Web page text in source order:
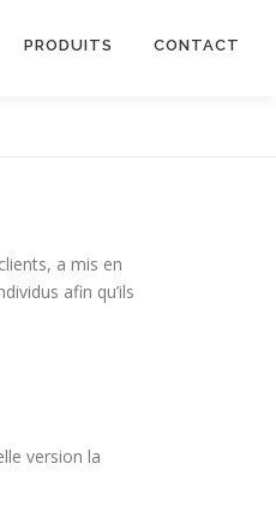
PRODUITS CONTACT
a mis en
afin qu’ils
version la